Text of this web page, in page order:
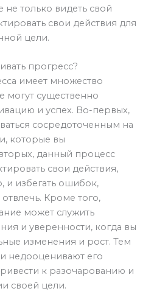
не только видеть свой
свои действия для
цели.
прогресс?
имеет множество
могут существенно
и успех. Во-первых,
сосредоточенным на
которые вы
данный процесс
свои действия,
и избегать ошибок,
Кроме того,
может служить
и уверенности, когда вы
изменения и рост. Тем
недооценивают его
к разочарованию и
своей цели.